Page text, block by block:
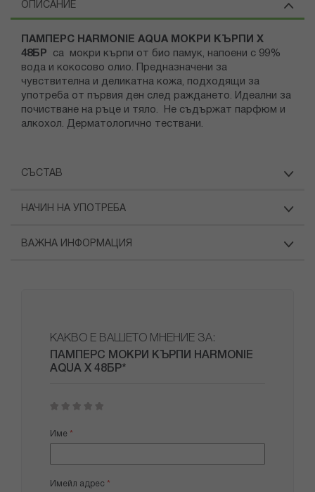
ОПИСАНИЕ
ПАМПЕРС HARMONIE AQUA МОКРИ КЪРПИ Х
48БР са мокри кърпи от био памук, напоени с 99%
вода и кокосово олио. Предназначени за
чувствителна и деликатна кожа, подходящи за
употреба от първия ден след раждането. Идеални за
почистване на ръце и тяло. Не съдържат парфюм и
алкохол. Дерматологично тествани.
СЪСТАВ
НАЧИН НА УПОТРЕБА
ВАЖНА ИНФОРМАЦИЯ
КАКВО Е ВАШЕТО МНЕНИЕ ЗА:
ПАМПЕРС МОКРИ КЪРПИ HARMONIE
AQUA Х 48БР*
star
stars
stars
stars
stars
Име
Имейл адрес